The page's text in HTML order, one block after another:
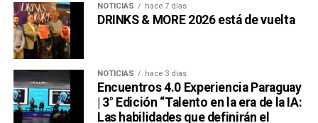
NOTICIAS hace 7 días
DRINKS & MORE 2026 está de vuelta
NOTICIAS hace 3 días
Encuentros 4.0 Experiencia Paraguay
| 3° Edición “Talento en la era de la IA:
Las habilidades que definirán el